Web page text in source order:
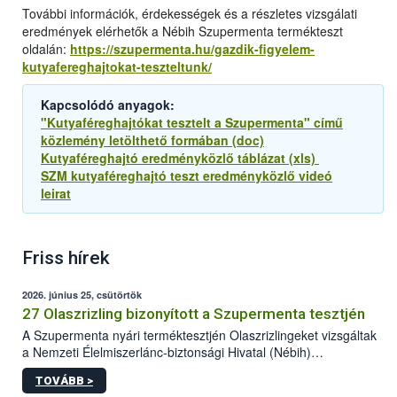
További információk, érdekességek és a részletes vizsgálati
eredmények elérhetők a Nébih Szupermenta termékteszt
oldalán: https://szupermenta.hu/gazdik-figyelem-
kutyafereghajtokat-teszteltunk/
Kapcsolódó anyagok:
"Kutyaféreghajtókat tesztelt a Szupermenta" című
közlemény letölthető formában (doc)
Kutyaféreghajtó eredményközlő táblázat (xls)
SZM kutyaféreghajtó teszt eredményközlő videó
leirat
Friss hírek
2026. június 25, csütörtök
27 Olaszrizling bizonyított a Szupermenta tesztjén
A Szupermenta nyári terméktesztjén Olaszrizlingeket vizsgáltak
a Nemzeti Élelmiszerlánc-biztonsági Hivatal (Nébih)
szakemberei. Összesen 27 bor került „nagyító alá”, melyek az
élelmiszerbiztonsági és -minőségi vizsgálatok, valamint a
TOVÁBB >